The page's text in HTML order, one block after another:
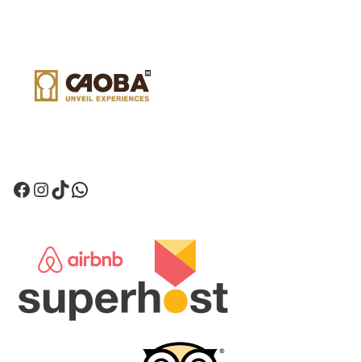
Facebook
Instagram
TikTok
WhatsApp